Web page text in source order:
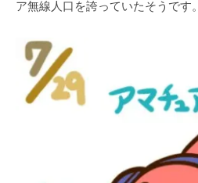
ア無線人口を誇っていたそうです。